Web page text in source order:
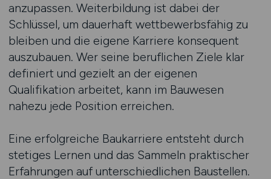
anzupassen. Weiterbildung ist dabei der
Schlüssel, um dauerhaft wettbewerbsfähig zu
bleiben und die eigene Karriere konsequent
auszubauen. Wer seine beruflichen Ziele klar
definiert und gezielt an der eigenen
Qualifikation arbeitet, kann im Bauwesen
nahezu jede Position erreichen.
Eine erfolgreiche Baukarriere entsteht durch
stetiges Lernen und das Sammeln praktischer
Erfahrungen auf unterschiedlichen Baustellen.